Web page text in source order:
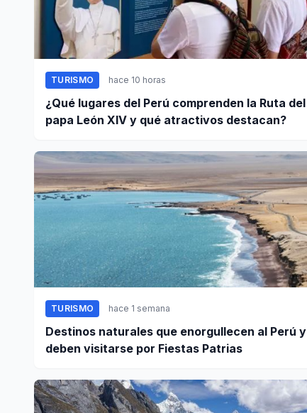
TURISMO hace 10 horas
¿Qué lugares del Perú comprenden la Ruta del
papa León XIV y qué atractivos destacan?
TURISMO hace 1 semana
Destinos naturales que enorgullecen al Perú y
deben visitarse por Fiestas Patrias